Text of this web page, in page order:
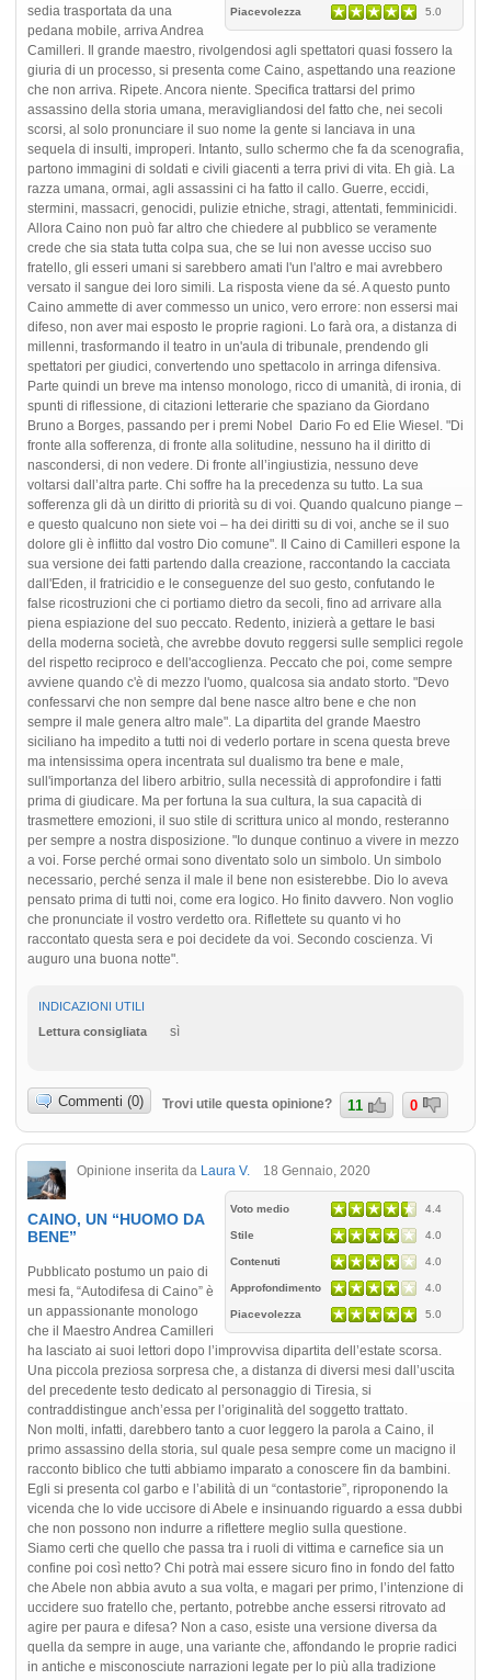
Piacevolezza 5.0
sedia trasportata da una
pedana mobile, arriva Andrea
Camilleri. Il grande maestro, rivolgendosi agli spettatori quasi fossero la
giuria di un processo, si presenta come Caino, aspettando una reazione
che non arriva. Ripete. Ancora niente. Specifica trattarsi del primo
assassino della storia umana, meravigliandosi del fatto che, nei secoli
scorsi, al solo pronunciare il suo nome la gente si lanciava in una
sequela di insulti, improperi. Intanto, sullo schermo che fa da scenografia,
partono immagini di soldati e civili giacenti a terra privi di vita. Eh già. La
razza umana, ormai, agli assassini ci ha fatto il callo. Guerre, eccidi,
stermini, massacri, genocidi, pulizie etniche, stragi, attentati, femminicidi.
Allora Caino non può far altro che chiedere al pubblico se veramente
crede che sia stata tutta colpa sua, che se lui non avesse ucciso suo
fratello, gli esseri umani si sarebbero amati l'un l'altro e mai avrebbero
versato il sangue dei loro simili. La risposta viene da sé. A questo punto
Caino ammette di aver commesso un unico, vero errore: non essersi mai
difeso, non aver mai esposto le proprie ragioni. Lo farà ora, a distanza di
millenni, trasformando il teatro in un'aula di tribunale, prendendo gli
spettatori per giudici, convertendo uno spettacolo in arringa difensiva.
Parte quindi un breve ma intenso monologo, ricco di umanità, di ironia, di
spunti di riflessione, di citazioni letterarie che spaziano da Giordano
Bruno a Borges, passando per i premi Nobel Dario Fo ed Elie Wiesel. "Di
fronte alla sofferenza, di fronte alla solitudine, nessuno ha il diritto di
nascondersi, di non vedere. Di fronte all’ingiustizia, nessuno deve
voltarsi dall’altra parte. Chi soffre ha la precedenza su tutto. La sua
sofferenza gli dà un diritto di priorità su di voi. Quando qualcuno piange –
e questo qualcuno non siete voi – ha dei diritti su di voi, anche se il suo
dolore gli è inflitto dal vostro Dio comune". Il Caino di Camilleri espone la
sua versione dei fatti partendo dalla creazione, raccontando la cacciata
dall'Eden, il fratricidio e le conseguenze del suo gesto, confutando le
false ricostruzioni che ci portiamo dietro da secoli, fino ad arrivare alla
piena espiazione del suo peccato. Redento, inizierà a gettare le basi
della moderna società, che avrebbe dovuto reggersi sulle semplici regole
del rispetto reciproco e dell'accoglienza. Peccato che poi, come sempre
avviene quando c'è di mezzo l'uomo, qualcosa sia andato storto. "Devo
confessarvi che non sempre dal bene nasce altro bene e che non
sempre il male genera altro male". La dipartita del grande Maestro
siciliano ha impedito a tutti noi di vederlo portare in scena questa breve
ma intensissima opera incentrata sul dualismo tra bene e male,
sull'importanza del libero arbitrio, sulla necessità di approfondire i fatti
prima di giudicare. Ma per fortuna la sua cultura, la sua capacità di
trasmettere emozioni, il suo stile di scrittura unico al mondo, resteranno
per sempre a nostra disposizione. "Io dunque continuo a vivere in mezzo
a voi. Forse perché ormai sono diventato solo un simbolo. Un simbolo
necessario, perché senza il male il bene non esisterebbe. Dio lo aveva
pensato prima di tutti noi, come era logico. Ho finito davvero. Non voglio
che pronunciate il vostro verdetto ora. Riflettete su quanto vi ho
raccontato questa sera e poi decidete da voi. Secondo coscienza. Vi
auguro una buona notte".
INDICAZIONI UTILI
Lettura consigliata
sì
Commenti (0) Trovi utile questa opinione? 11 0
Opinione inserita da Laura V. 18 Gennaio, 2020
Voto medio 4.4
Stile 4.0
Contenuti 4.0
Approfondimento 4.0
Piacevolezza 5.0
CAINO, UN “HUOMO DA
BENE”
Pubblicato postumo un paio di
mesi fa, “Autodifesa di Caino” è
un appassionante monologo
che il Maestro Andrea Camilleri
ha lasciato ai suoi lettori dopo l’improvvisa dipartita dell’estate scorsa.
Una piccola preziosa sorpresa che, a distanza di diversi mesi dall’uscita
del precedente testo dedicato al personaggio di Tiresia, si
contraddistingue anch’essa per l’originalità del soggetto trattato.
Non molti, infatti, darebbero tanto a cuor leggero la parola a Caino, il
primo assassino della storia, sul quale pesa sempre come un macigno il
racconto biblico che tutti abbiamo imparato a conoscere fin da bambini.
Egli si presenta col garbo e l’abilità di un “contastorie”, riproponendo la
vicenda che lo vide uccisore di Abele e insinuando riguardo a essa dubbi
che non possono non indurre a riflettere meglio sulla questione.
Siamo certi che quello che passa tra i ruoli di vittima e carnefice sia un
confine poi così netto? Chi potrà mai essere sicuro fino in fondo del fatto
che Abele non abbia avuto a sua volta, e magari per primo, l’intenzione di
uccidere suo fratello che, pertanto, potrebbe anche essersi ritrovato ad
agire per paura e difesa? Non a caso, esiste una versione diversa da
quella da sempre in auge, una variante che, affondando le proprie radici
in antiche e misconosciute narrazioni legate per lo più alla tradizione